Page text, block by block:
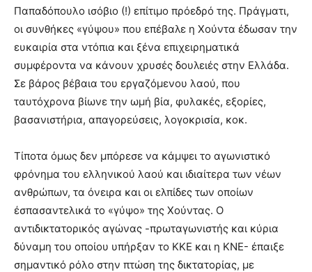
Παπαδόπουλο ισόβιο (!) επίτιμο πρόεδρό της. Πράγματι,
οι συνθήκες «γύψου» που επέβαλε η Χούντα έδωσαν την
ευκαιρία στα ντόπια και ξένα επιχειρηματικά
συμφέροντα να κάνουν χρυσές δουλειές στην Ελλάδα.
Σε βάρος βέβαια του εργαζόμενου λαού, που
ταυτόχρονα βίωνε την ωμή βία, φυλακές, εξορίες,
βασανιστήρια, απαγορεύσεις, λογοκρισία, κοκ.
Τίποτα όμως δεν μπόρεσε να κάμψει το αγωνιστικό
φρόνημα του ελληνικού λαού και ιδιαίτερα των νέων
ανθρώπων, τα όνειρα και οι ελπίδες των οποίων
έσπασαντελικά το «γύψο» της Χούντας. Ο
αντιδικτατορικός αγώνας -πρωταγωνιστής και κύρια
δύναμη του οποίου υπήρξαν το ΚΚΕ και η ΚΝΕ- έπαιξε
σημαντικό ρόλο στην πτώση της δικτατορίας, με